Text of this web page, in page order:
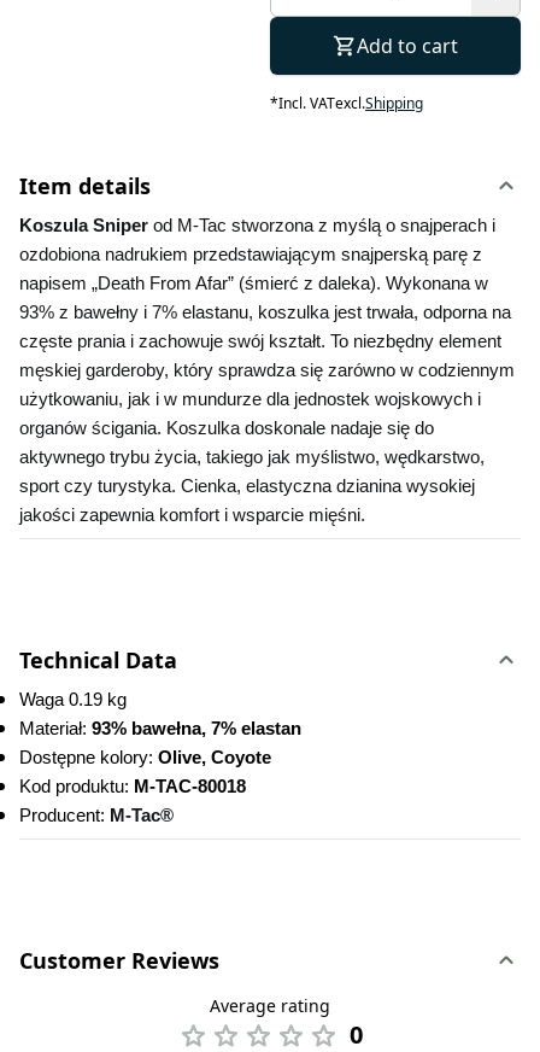
Add to cart
*Incl. VATexcl.Shipping
Item details
Koszula Sniper od M-Tac stworzona z myślą o snajperach i
ozdobiona nadrukiem przedstawiającym snajperską parę z
napisem „Death From Afar” (śmierć z daleka). Wykonana w
93% z bawełny i 7% elastanu, koszulka jest trwała, odporna na
częste prania i zachowuje swój kształt. To niezbędny element
męskiej garderoby, który sprawdza się zarówno w codziennym
użytkowaniu, jak i w mundurze dla jednostek wojskowych i
organów ścigania. Koszulka doskonale nadaje się do
aktywnego trybu życia, takiego jak myślistwo, wędkarstwo,
sport czy turystyka. Cienka, elastyczna dzianina wysokiej
jakości zapewnia komfort i wsparcie mięśni.
Technical Data
Waga 0.19 kg
Materiał: 93% bawełna, 7% elastan
Dostępne kolory: Olive, Coyote
Kod produktu: M-TAC-80018
Producent: M-Tac®
Customer Reviews
Average rating
0